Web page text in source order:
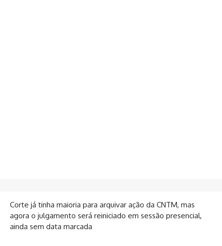
Corte já tinha maioria para arquivar ação da CNTM, mas
agora o julgamento será reiniciado em sessão presencial,
ainda sem data marcada